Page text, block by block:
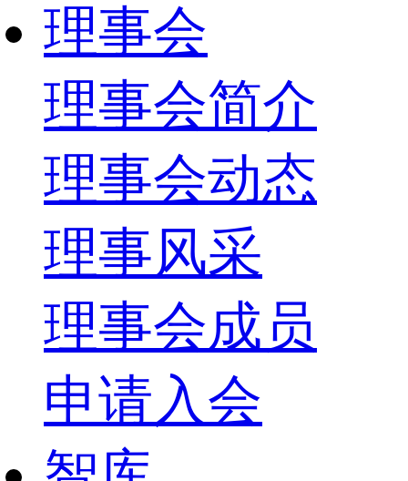
理事会
理事会简介
理事会动态
理事风采
理事会成员
申请入会